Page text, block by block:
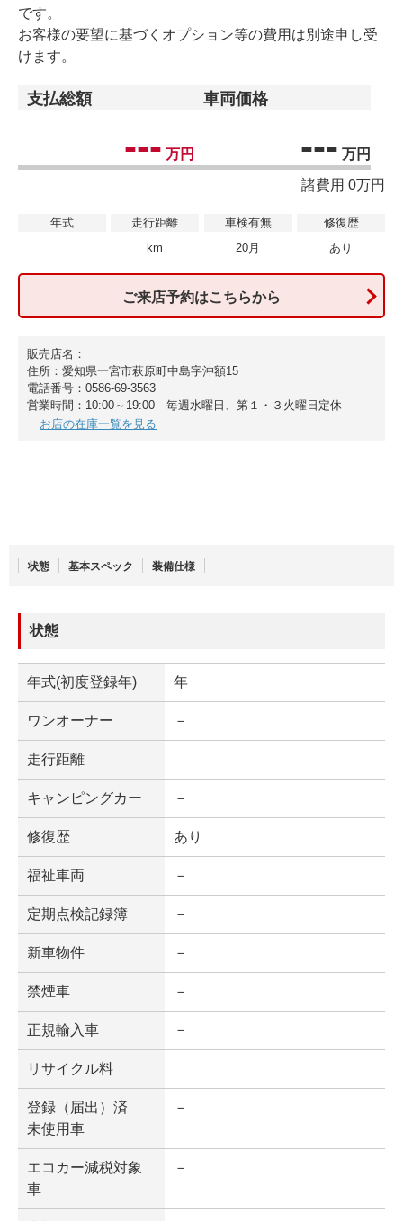
です。
お客様の要望に基づくオプション等の費用は別途申し受
けます。
支払総額
--- 万円
車両価格
--- 万円
諸費用 0万円
年式
走行距離
km
車検有無
20月
修復歴
あり
ご来店予約はこちらから
販売店名：
住所：愛知県一宮市萩原町中島字沖額15
電話番号：0586-69-3563
営業時間：10:00～19:00 毎週水曜日、第１・３火曜日定休
お店の在庫一覧を見る
状態 基本スペック 装備仕様
状態
年式(初度登録年) 年
ワンオーナー －
走行距離
キャンピングカー －
修復歴 あり
福祉車両 －
定期点検記録簿 －
新車物件 －
禁煙車 －
正規輸入車 －
リサイクル料
登録（届出）済
未使用車
－
エコカー減税対象
車
－